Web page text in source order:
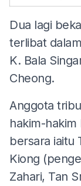
Dua lagi
terlibat
K. Bala
Cheong.
Anggota
hakim-
bersara iaitu
Kiong
Zahari, Tan